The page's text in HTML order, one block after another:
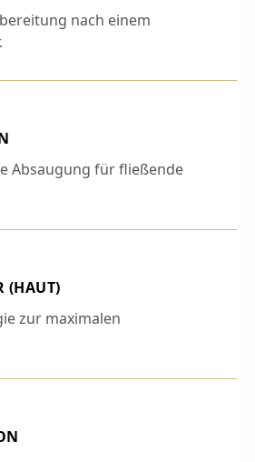
nach einem
Absaugung für fließende
(HAUT)
zur maximalen